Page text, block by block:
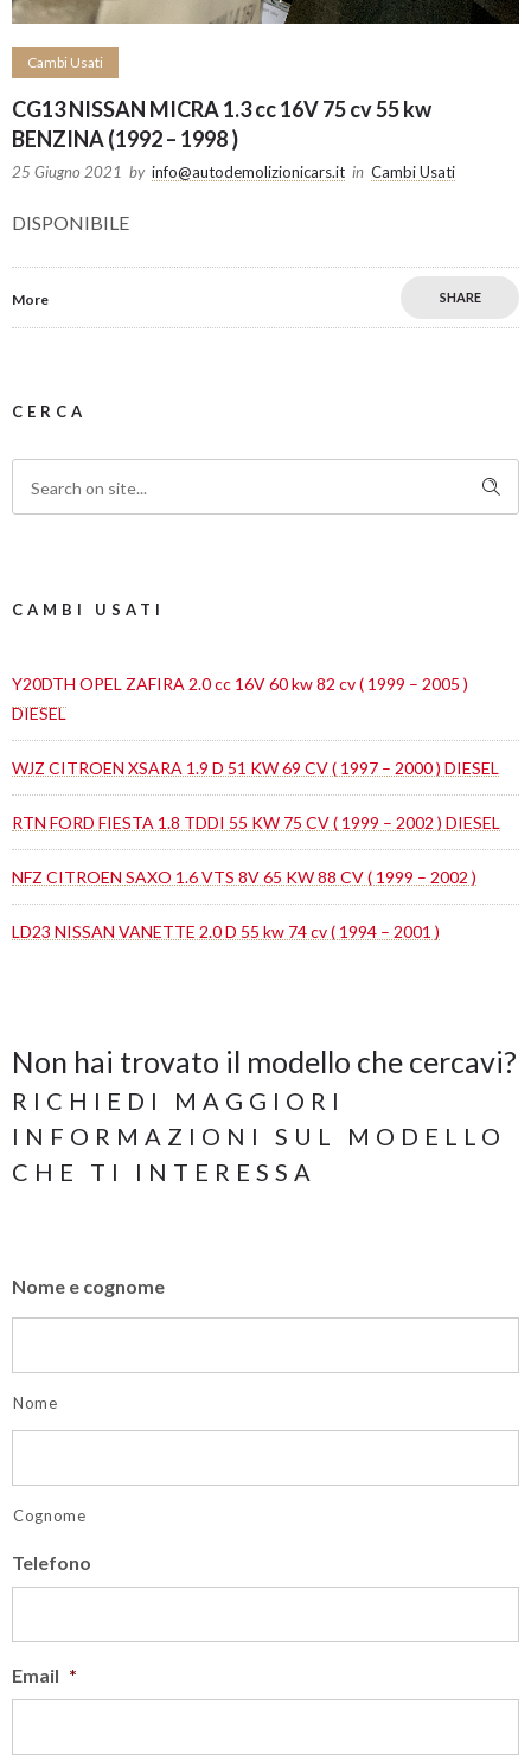
Cambi Usati
CG13 NISSAN MICRA 1.3 cc 16V 75 cv 55 kw
BENZINA (1992 – 1998 )
25 Giugno 2021 by info@autodemolizionicars.it in Cambi Usati
DISPONIBILE
More SHARE
CERCA
CAMBI USATI
Y20DTH OPEL ZAFIRA 2.0 cc 16V 60 kw 82 cv ( 1999 – 2005 )
DIESEL
WJZ CITROEN XSARA 1.9 D 51 KW 69 CV ( 1997 – 2000 ) DIESEL
RTN FORD FIESTA 1.8 TDDI 55 KW 75 CV ( 1999 – 2002 ) DIESEL
NFZ CITROEN SAXO 1.6 VTS 8V 65 KW 88 CV ( 1999 – 2002 )
LD23 NISSAN VANETTE 2.0 D 55 kw 74 cv ( 1994 – 2001 )
Non hai trovato il modello che cercavi?
RICHIEDI MAGGIORI
INFORMAZIONI SUL MODELLO
CHE TI INTERESSA
Nome e cognome
Nome
Cognome
Telefono
Email *